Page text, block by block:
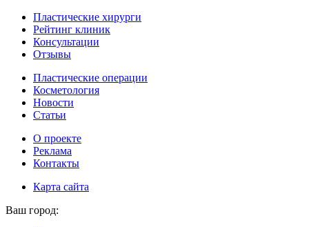
Пластические хирурги
Рейтинг клиник
Консультации
Отзывы
Пластические операции
Косметология
Новости
Статьи
О проекте
Реклама
Контакты
Карта сайта
Ваш город: